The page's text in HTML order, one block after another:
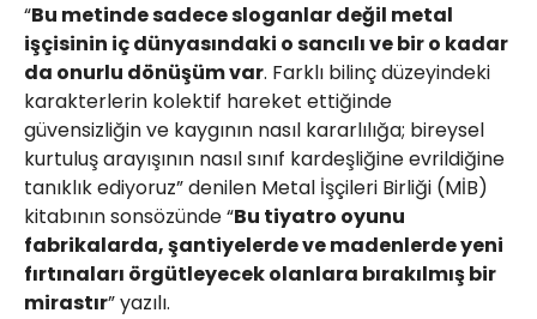
“Bu metinde sadece sloganlar değil metal
işçisinin iç dünyasındaki o sancılı ve bir o kadar
da onurlu dönüşüm var. Farklı bilinç düzeyindeki
karakterlerin kolektif hareket ettiğinde
güvensizliğin ve kaygının nasıl kararlılığa; bireysel
kurtuluş arayışının nasıl sınıf kardeşliğine evrildiğine
tanıklık ediyoruz” denilen Metal İşçileri Birliği (MİB)
kitabının sonsözünde “Bu tiyatro oyunu
fabrikalarda, şantiyelerde ve madenlerde yeni
fırtınaları örgütleyecek olanlara bırakılmış bir
mirastır” yazılı.